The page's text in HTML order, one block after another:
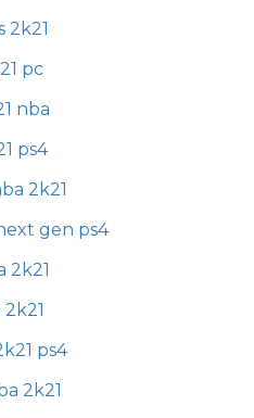
2k21
pc
nba
ps4
2k21
gen ps4
2k21
ps4
2k21